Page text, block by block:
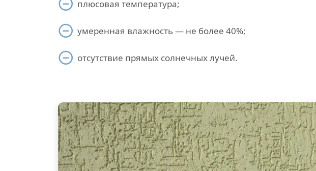
плюсовая температура;
умеренная влажность — не более 40%;
отсутствие прямых солнечных лучей.